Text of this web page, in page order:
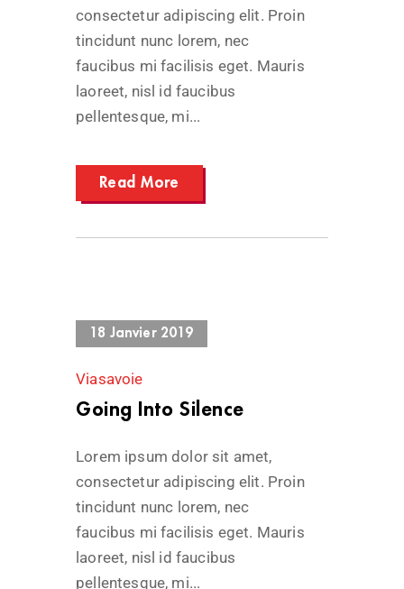
consectetur adipiscing elit. Proin
tincidunt nunc lorem, nec
faucibus mi facilisis eget. Mauris
laoreet, nisl id faucibus
pellentesque, mi...
Read More
18 Janvier 2019
Viasavoie
Going Into Silence
Lorem ipsum dolor sit amet,
consectetur adipiscing elit. Proin
tincidunt nunc lorem, nec
faucibus mi facilisis eget. Mauris
laoreet, nisl id faucibus
pellentesque, mi...